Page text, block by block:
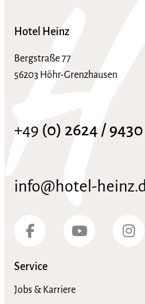
Hotel Heinz
Bergstraße 77
56203 Höhr-Grenzhausen
+49 (0) 2624 / 9430
info@hotel-
Service
Jobs & Karriere